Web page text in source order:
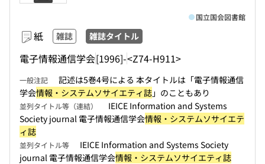
紙 雑誌 雑誌タイトル
電子情報通信学会[1996]-<Z74-H911>
国立国会図書館
一般注記
記述は5巻4号による 本タイトルは「電子情報通信
学会情報・システムソサイエティ誌」のこともあり
並列タイトル等（連結）
IEICE Information and Systems
Society journal 電子情報通信学会情報・システムソサイエテ
ィ誌
並列タイトル等
IEICE Information and Systems Society
journal 電子情報通信学会情報・システムソサイエティ誌